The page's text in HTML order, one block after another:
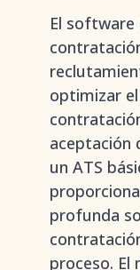
El
optimizar
aceptación
un ATS
profunda
proceso. El